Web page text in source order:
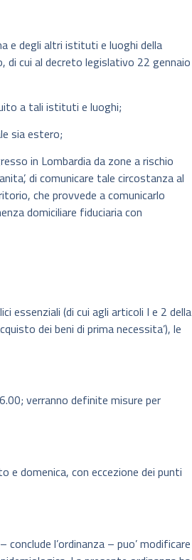
e degli altri istituti e luoghi della
di cui al decreto legislativo 22 gennaio
a tali istituti e luoghi;
sia estero;
in Lombardia da zone a rischio
di comunicare tale circostanza al
che provvede a comunicarlo
domiciliare fiduciaria con
essenziali (di cui agli articoli I e 2 della
dei beni di prima necessita’), le
verranno definite misure per
e domenica, con eccezione dei punti
l’ordinanza – puo’ modificare